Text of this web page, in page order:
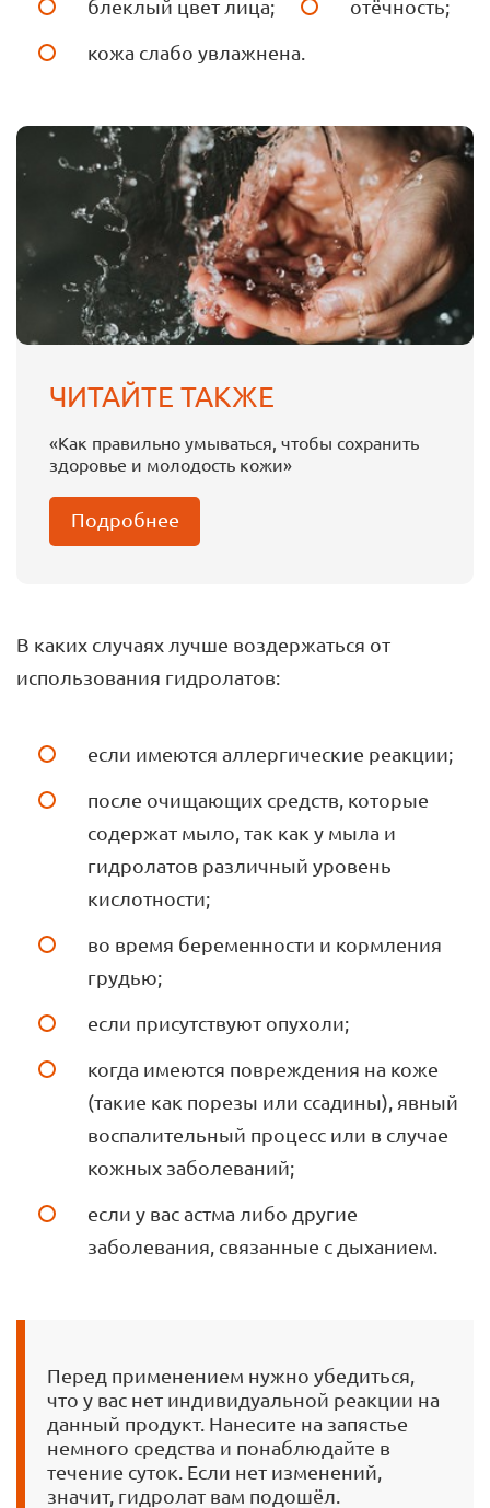
блеклый цвет лица;
отёчность;
кожа слабо увлажнена.
ЧИТАЙТЕ ТАКЖЕ
«Как правильно умываться, чтобы сохранить
здоровье и молодость кожи»
Подробнее
В каких случаях лучше воздержаться от
использования гидролатов:
если имеются аллергические реакции;
после очищающих средств, которые
содержат мыло, так как у мыла и
гидролатов различный уровень
кислотности;
во время беременности и кормления
грудью;
если присутствуют опухоли;
когда имеются повреждения на коже
(такие как порезы или ссадины), явный
воспалительный процесс или в случае
кожных заболеваний;
если у вас астма либо другие
заболевания, связанные с дыханием.
Перед применением нужно убедиться,
что у вас нет индивидуальной реакции на
данный продукт. Нанесите на запястье
немного средства и понаблюдайте в
течение суток. Если нет изменений,
значит, гидролат вам подошёл.